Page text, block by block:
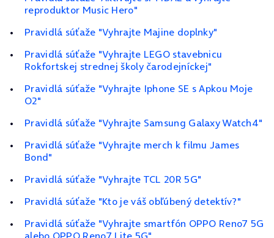
reproduktor Music Hero"
Pravidlá súťaže "Vyhrajte Majine doplnky"
Pravidlá súťaže "Vyhrajte LEGO stavebnicu
Rokfortskej strednej školy čarodejníckej"
Pravidlá súťaže "Vyhrajte Iphone SE s Apkou Moje
O2"
Pravidlá súťaže "Vyhrajte Samsung Galaxy Watch4"
Pravidlá súťaže "Vyhrajte merch k filmu James
Bond"
Pravidlá súťaže "Vyhrajte TCL 20R 5G"
Pravidlá súťaže "Kto je váš obľúbený detektív?"
Pravidlá súťaže "Vyhrajte smartfón OPPO Reno7 5G